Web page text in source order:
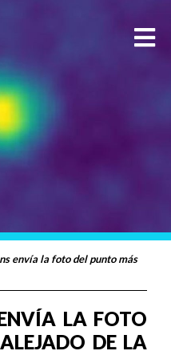
envía la foto del punto más
LA FOTO
DE LA